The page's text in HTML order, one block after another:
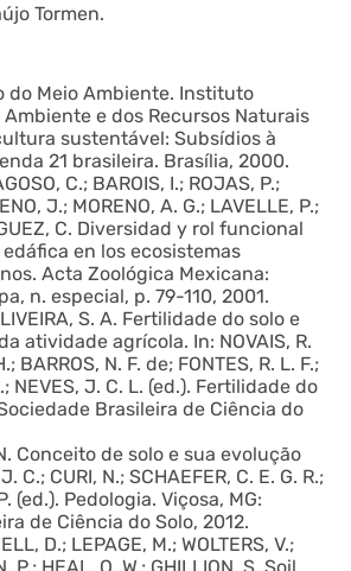
Tormen.
do Meio Ambiente. Instituto
e dos Recursos Naturais
sustentável: Subsídios à
21 brasileira. Brasília, 2000.
C.; BAROIS, I.; ROJAS, P.;
J.; MORENO, A. G.; LAVELLE, P.;
C. Diversidad y rol funcional
en los ecosistemas
Acta Zoológica Mexicana:
n. especial, p. 79-110, 2001.
S. A. Fertilidade do solo e
atividade agrícola. In: NOVAIS, R.
BARROS, N. F. de; FONTES, R. L. F.;
NEVES, J. C. L. (ed.). Fertilidade do
Brasileira de Ciência do
Conceito de solo e sua evolução
C.; CURI, N.; SCHAEFER, C. E. G. R.;
(ed.). Pedologia. Viçosa, MG:
de Ciência do Solo, 2012.
D.; LEPAGE, M.; WOLTERS, V.;
P.; HEAL, O. W.; GHILLION, S. Soil